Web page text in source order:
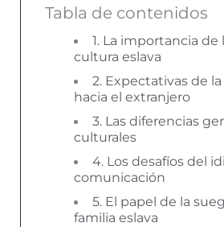
Tabla de contenidos
1. La importancia de
cultura eslava
2. Expectativas de
hacia el extranjero
3. Las diferencias
culturales
4. Los desafíos del
comunicación
5. El papel de la
familia eslava